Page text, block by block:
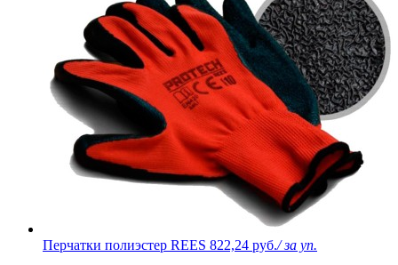
Перчатки полиэстер REES 822,24 руб./ за уп.